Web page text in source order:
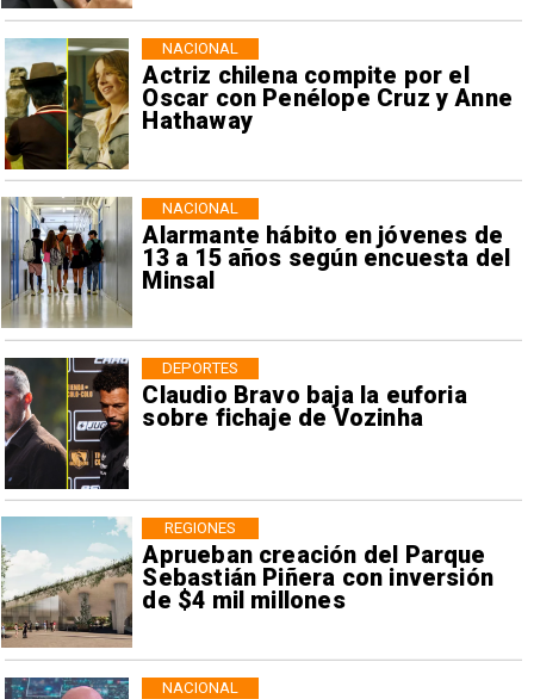
Actriz chilena compite por el
Oscar con Penélope Cruz y Anne
Hathaway
NACIONAL
Alarmante hábito en jóvenes de
13 a 15 años según encuesta del
Minsal
NACIONAL
Claudio Bravo baja la euforia
sobre fichaje de Vozinha
DEPORTES
Aprueban creación del Parque
Sebastián Piñera con inversión
de $4 mil millones
REGIONES
NACIONAL